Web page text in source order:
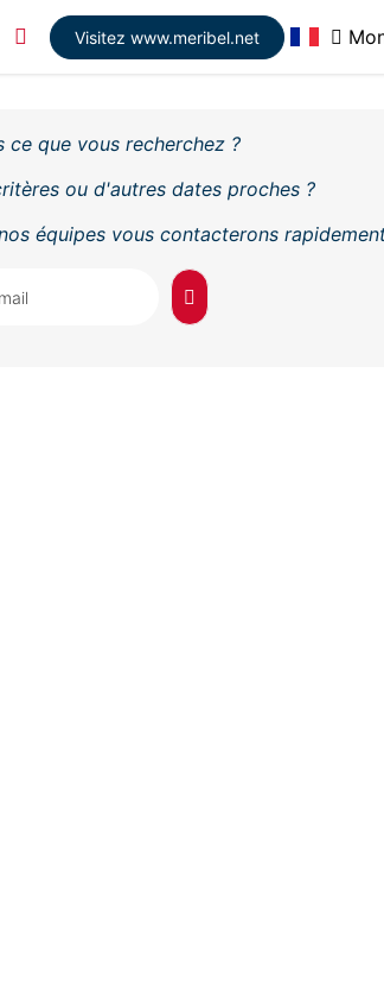
Visitez www.meribel.net
ce que vous recherchez ?
ou d'autres dates proches ?
équipes vous contacterons